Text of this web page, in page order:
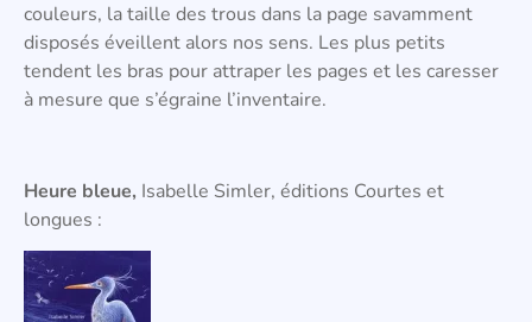
couleurs, la taille des trous dans la page savamment
disposés éveillent alors nos sens. Les plus petits
tendent les bras pour attraper les pages et les caresser
à mesure que s’égraine l’inventaire.
Heure bleue, Isabelle Simler, éditions Courtes et
longues :